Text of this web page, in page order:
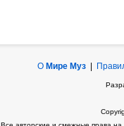
О Мире Муз|